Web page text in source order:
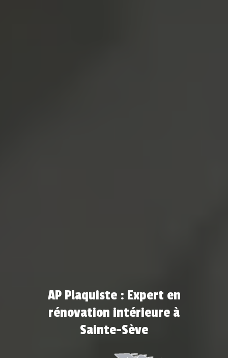
AP Plaquiste : Expert en
rénovation intérieure à
Sainte-Sève